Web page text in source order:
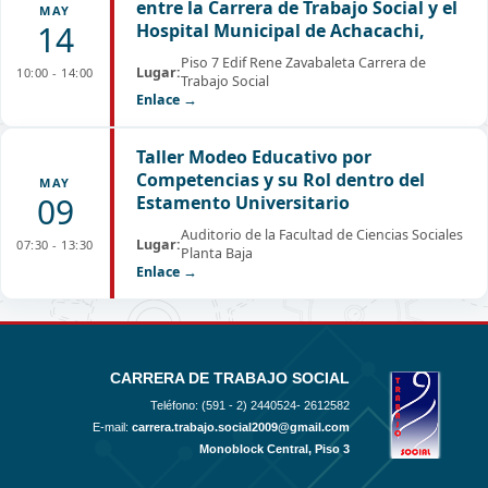
MAY
14
10:00 - 14:00
entre la Carrera de Trabajo Social y el
Hospital Municipal de Achacachi,
Lugar:Piso 7 Edif Rene Zavabaleta Carrera de
Trabajo Social
Enlace →
MAY
09
07:30 - 13:30
Taller Modeo Educativo por
Competencias y su Rol dentro del
Estamento Universitario
Lugar:Auditorio de la Facultad de Ciencias Sociales
Planta Baja
Enlace →
CARRERA DE TRABAJO SOCIAL
Teléfono: (591 - 2) 2440524- 2612582
E-mail: carrera.trabajo.social2009@gmail.com
Monoblock Central, Piso 3